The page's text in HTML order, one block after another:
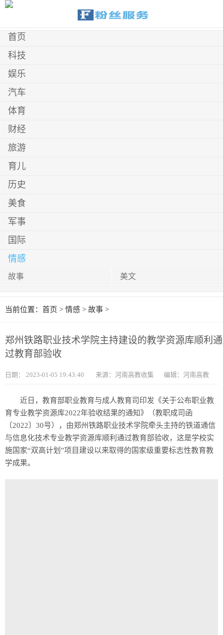
首页
科技
娱乐
汽车
体育
财经
旅游
育儿
历史
美食
军事
国际
情感
故事 美文
当前位置： 首页 > 情感 > 故事 >
郑州铁路职业技术学院主持建设的教学资源库顺利通
过教育部验收
日期： 2023-01-05 19:43:40 来源：河南高教收集 编辑：河南高教
近日，教育部职业教育与成人教育司印发《关于公布职业教
育专业教学资源库2022年验收结果的通知》（教职成司函
〔2022〕30号），由郑州铁路职业技术学院牵头主持的铁道通信
与信息化技术专业教学资源库顺利通过教育部验收，这是学校实
施国家“双高计划”项目建设以来取得的国家级重要标志性教育教
学成果。